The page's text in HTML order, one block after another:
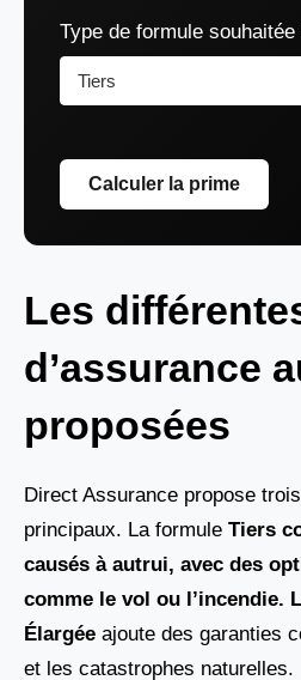
Type de formule souhaitée
Calculer la prime
Les
d’assurance
proposées
Direct Assurance propose
principaux. La formule Tiers
causés à autrui, avec des
comme le vol ou l’incendie.
Élargée ajoute des garanties
et les catastrophes naturelles.